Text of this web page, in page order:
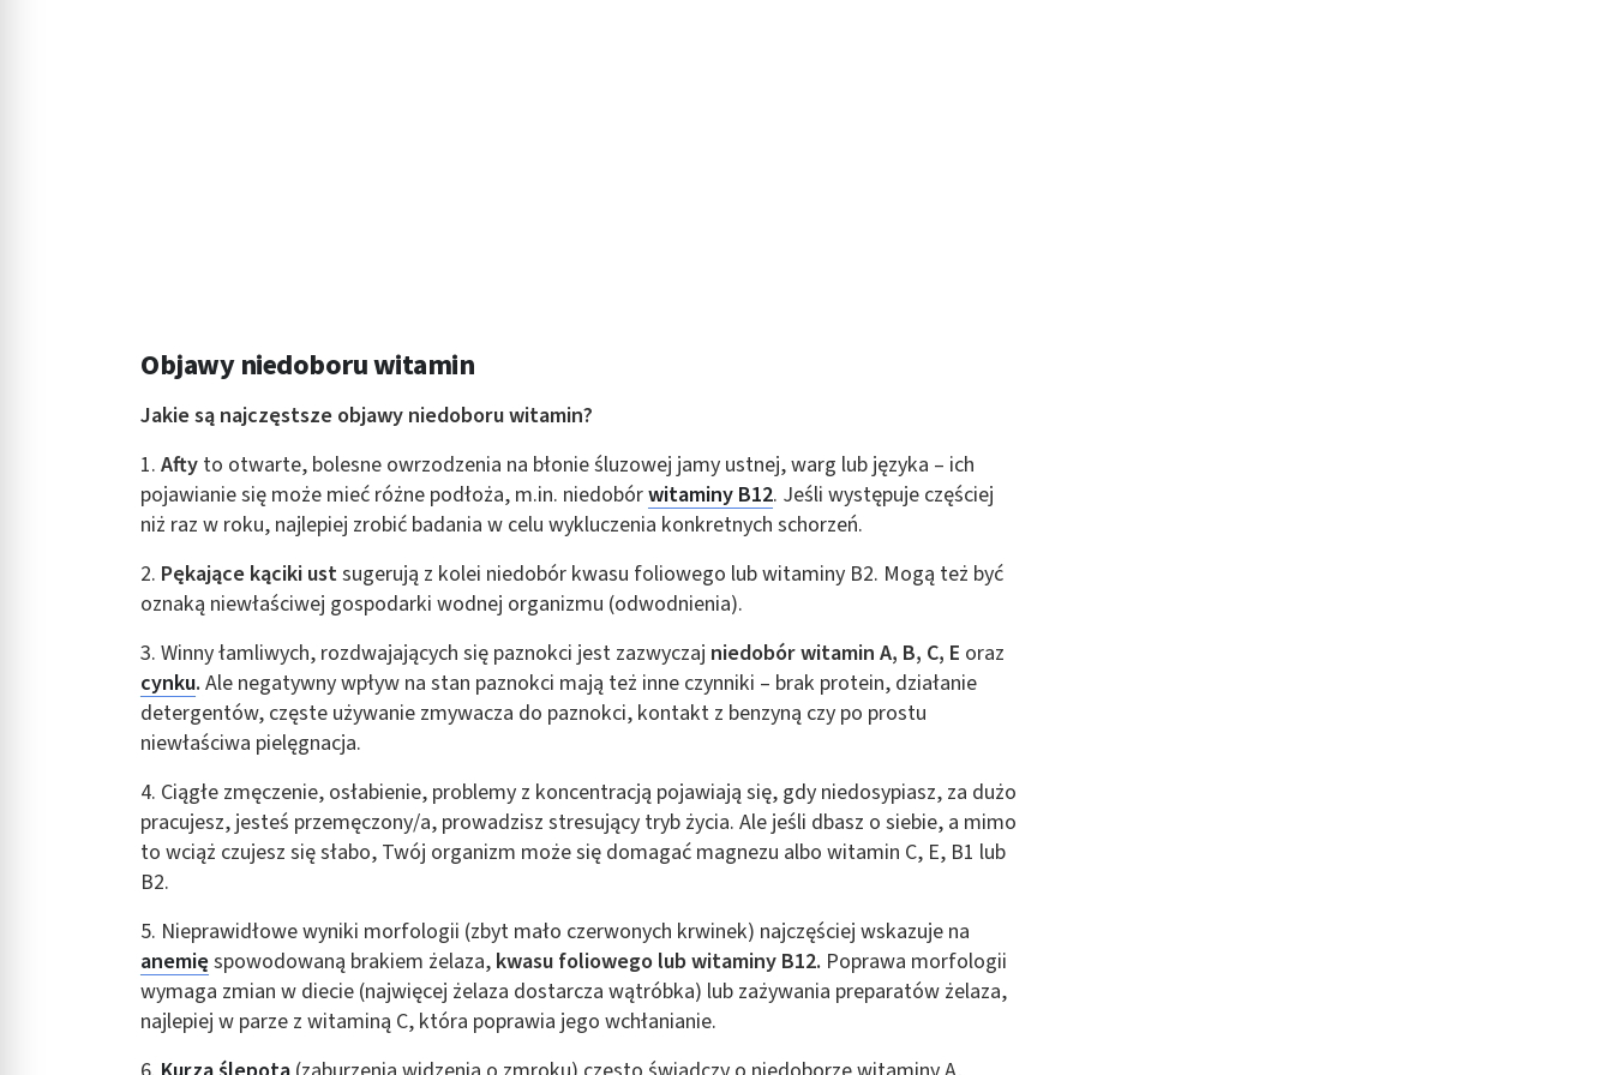
Objawy niedoboru witamin
Jakie są najczęstsze objawy niedoboru witamin?
1. Afty to otwarte, bolesne owrzodzenia na błonie śluzowej jamy ustnej, warg lub języka – ich
pojawianie się może mieć różne podłoża, m.in. niedobórwitaminy B12. Jeśli występuje częściej
niż raz w roku, najlepiej zrobić badania w celu wykluczenia konkretnych schorzeń.
2. Pękające kąciki ustsugerują z kolei niedobór kwasu foliowego lub witaminy B2. Mogą też być
oznaką niewłaściwej gospodarki wodnej organizmu (odwodnienia).
3. Winny łamliwych, rozdwajających się paznokci jest zazwyczaj niedobór witamin A, B, C, E oraz
cynku.Ale negatywny wpływ na stan paznokci mają też inne czynniki – brak protein, działanie
detergentów, częste używanie zmywacza do paznokci, kontakt z benzyną czy po prostu
niewłaściwa pielęgnacja.
4. Ciągłe zmęczenie, osłabienie, problemy z koncentracją pojawiają się, gdy niedosypiasz, za dużo
pracujesz, jesteś przemęczony/a, prowadzisz stresujący tryb życia. Ale jeśli dbasz o siebie, a mimo
to wciąż czujesz się słabo, Twój organizm może się domagać magnezu albo witamin C, E, B1 lub
B2.
5. Nieprawidłowe wyniki morfologii (zbyt mało czerwonych krwinek) najczęściej wskazuje na
anemięspowodowaną brakiem żelaza, kwasu foliowego lub witaminy B12. Poprawa morfologii
wymaga zmian w diecie (najwięcej żelaza dostarcza wątróbka) lub zażywania preparatów żelaza,
najlepiej w parze z witaminą C, która poprawia jego wchłanianie.
Wydajność (Performance)
Reklama / śledzenie